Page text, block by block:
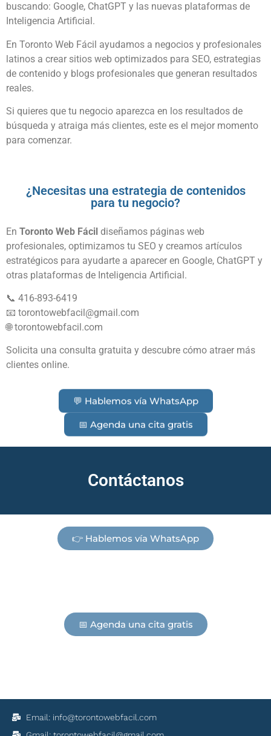
buscando: Google, ChatGPT y las nuevas plataformas de
Inteligencia Artificial.
En Toronto Web Fácil ayudamos a negocios y profesionales
latinos a crear sitios web optimizados para SEO, estrategias
de contenido y blogs profesionales que generan resultados
reales.
Si quieres que tu negocio aparezca en los resultados de
búsqueda y atraiga más clientes, este es el mejor momento
para comenzar.
¿Necesitas una estrategia de contenidos
para tu negocio?
En Toronto Web Fácil diseñamos páginas web
profesionales, optimizamos tu SEO y creamos artículos
estratégicos para ayudarte a aparecer en Google, ChatGPT y
otras plataformas de Inteligencia Artificial.
📞 416-893-6419
📧 torontowebfacil@gmail.com
🌐 torontowebfacil.com
Solicita una consulta gratuita y descubre cómo atraer más
clientes online.
💬 Hablemos vía WhatsApp
📅 Agenda una cita gratis
Contáctanos
👉 Hablemos vía WhatsApp
📅 Agenda una cita gratis
Email: info@torontowebfacil.com